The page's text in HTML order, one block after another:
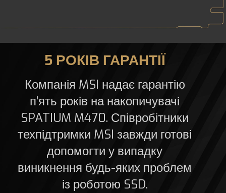
5 РОКІВ ГАРАНТІЇ
Компанія MSI надає гарантію
п’ять років на накопичувачі
SPATIUM M470. Співробітники
техпідтримки MSI завжди готові
допомогти у випадку
виникнення будь-яких проблем
із роботою SSD.